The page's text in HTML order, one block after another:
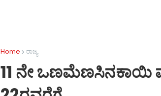
Home ರಾಜ್ಯ
11 ನೇ ಒಣಮೆಣಸಿನಕಾಯಿ